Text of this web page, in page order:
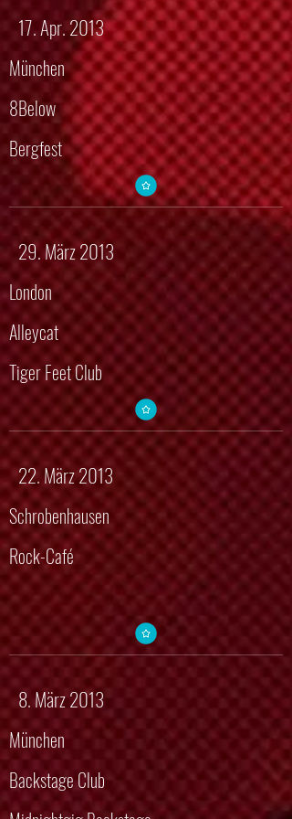
17. Apr. 2013
München
8Below
Bergfest
29. März 2013
London
Alleycat
Tiger Feet Club
22. März 2013
Schrobenhausen
Rock-Café
8. März 2013
München
Backstage Club